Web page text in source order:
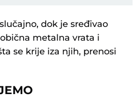
dok je sređivao
metalna vrata i
se krije iza njih, prenosi